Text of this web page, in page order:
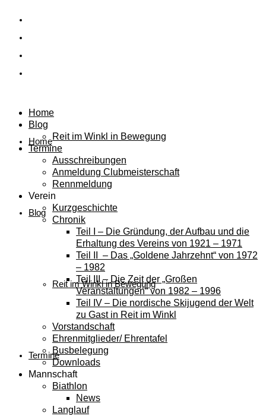
Home
Blog
Reit im Winkl in Bewegung
Termine
Home
Blog
Reit im Winkl in Bewegung
Termine
Ausschreibungen
Anmeldung Clubmeisterschaft
Rennmeldung
Verein
Kurzgeschichte
Chronik
Teil I – Die Gründung, der Aufbau und die
Erhaltung des Vereins von 1921 – 1971
Teil II – Das „Goldene Jahrzehnt“ von 1972
– 1982
Teil III – Die Zeit der „Großen
Veranstaltungen“ von 1982 – 1996
Teil IV – Die nordische Skijugend der Welt
zu Gast in Reit im Winkl
Vorstandschaft
Ehrenmitglieder/ Ehrentafel
Busbelegung
Downloads
Mannschaft
Biathlon
News
Langlauf